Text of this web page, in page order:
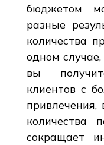
бюджетом
разные
количества
одном
вы
клиентов с
количества
сокращает